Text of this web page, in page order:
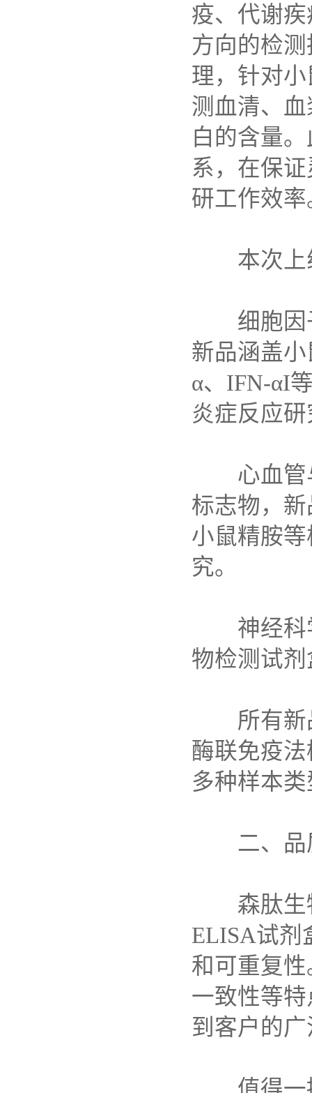
疫、代谢
方向的检
理，针对
测血清、
白的含量
系，在保
研工作效率
本次
细胞
新品涵盖
α、 IFN-αI
炎症反应研
心血
标志物，
小鼠精胺
究。
神经
物检测试
所有
酶联免疫
多种样本
二、
森肽
ELISA试剂
和可重复
一致性等
到客户的